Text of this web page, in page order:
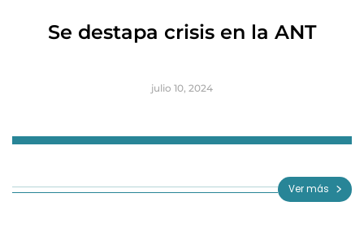
Se destapa crisis en la ANT
julio 10, 2024
3
Ver más